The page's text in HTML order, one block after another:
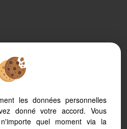
les données personnelles
donné votre accord. Vous
quel moment via la